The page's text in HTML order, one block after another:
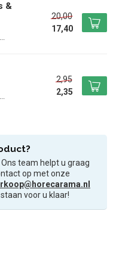
&
20,00
17,40
2,95
2,35
team helpt u graag
op met onze
staan voor u klaar!